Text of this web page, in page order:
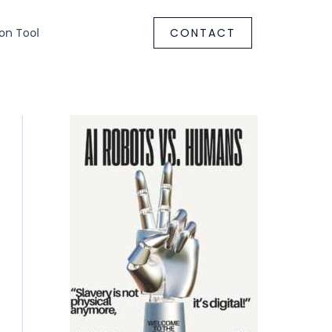
Tool CONTACT